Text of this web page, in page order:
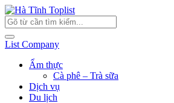
List Company
Ẩm thực
Cà phê – Trà sữa
Dịch vụ
Du lịch